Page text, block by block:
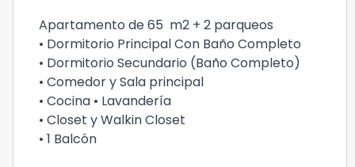
Apartamento de 65 m2 + 2 parqueos
• Dormitorio Principal Con Baño Completo
• Dormitorio Secundario (Baño Completo)
• Comedor y Sala principal
• Cocina • Lavandería
• Closet y Walkin Closet
• 1 Balcón